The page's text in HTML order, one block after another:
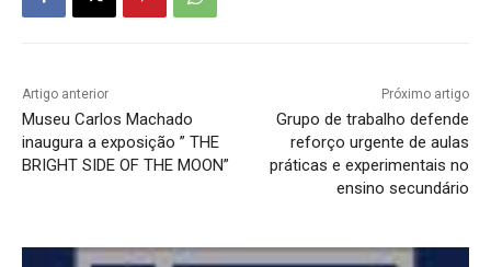
Artigo anterior
Museu Carlos Machado
inaugura a exposição ” THE
BRIGHT SIDE OF THE MOON”
Próximo artigo
Grupo de trabalho defende
reforço urgente de aulas
práticas e experimentais no
ensino secundário